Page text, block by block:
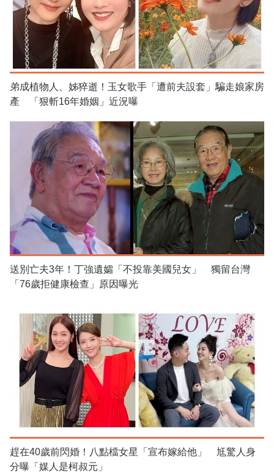
弟成植物人、姊猝逝！玉女歌手「遭前夫設套」騙走娘家房
產 「狠斬16年婚姻」近況曝
送別亡夫3年！丁強遺孀「不投靠美國兒女」 獨留台灣
「76歲拒健康檢查」原因曝光
趕在40歲前閃婚！八點檔女星「宣布嫁給他」 尪驚人身
分曝「媒人是柯叔元」